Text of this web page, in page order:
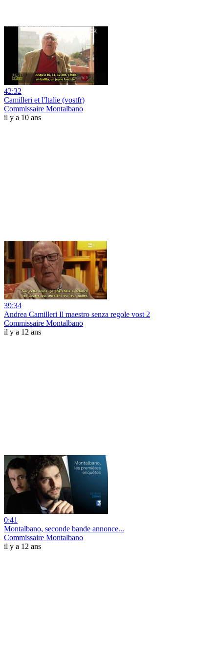
42:32
Camilleri et l'Italie (vostfr)
Commissaire Montalbano
il y a 10 ans
39:34
Andrea Camilleri Il maestro senza regole vost 2
Commissaire Montalbano
il y a 12 ans
0:41
Montalbano, seconde bande annonce...
Commissaire Montalbano
il y a 12 ans